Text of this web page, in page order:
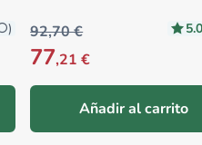
) 92,70 €
77,21 €
Añadir al carrito